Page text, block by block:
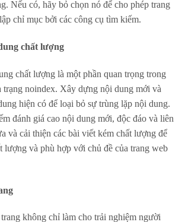
Nếu có, hãy bỏ chọn nó để cho phép trang
chỉ mục bởi các công cụ tìm kiếm.
chất lượng
chất lượng là một phần quan trọng trong
trạng noindex. Xây dựng nội dung mới và
hiện có để loại bỏ sự trùng lặp nội dung.
đánh giá cao nội dung mới, độc đáo và liên
và cải thiện các bài viết kém chất lượng để
lượng và phù hợp với chủ đề của trang web
không chỉ làm cho trải nghiệm người